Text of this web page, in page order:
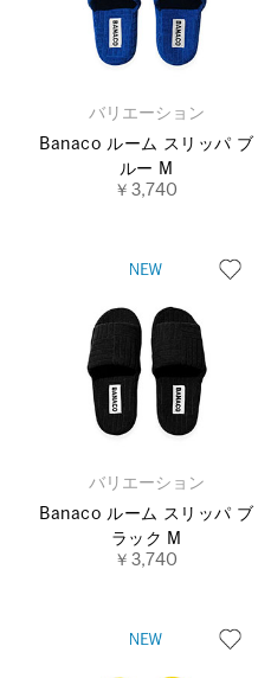
バリエーション
Banaco ルーム スリッパ ブ
ルー M
￥3,740
バリエーション
Banaco ルーム スリッパ ブ
ラック M
￥3,740